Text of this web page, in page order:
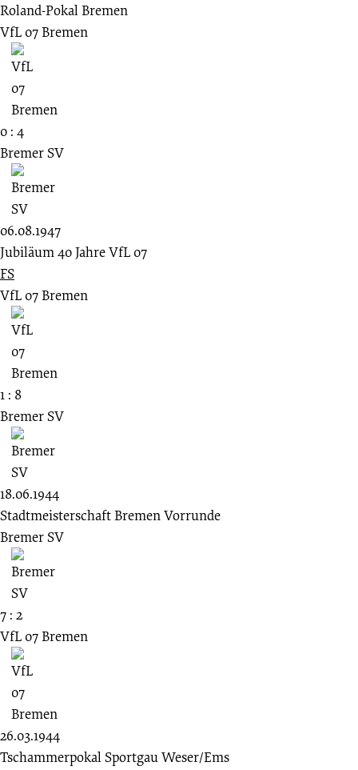
Roland-Pokal Bremen
VfL 07 Bremen
0 : 4
Bremer SV
06.08.1947
Jubiläum 40 Jahre VfL 07
FS
VfL 07 Bremen
1 : 8
Bremer SV
18.06.1944
Stadtmeisterschaft Bremen Vorrunde
Bremer SV
7 : 2
VfL 07 Bremen
26.03.1944
Tschammerpokal Sportgau Weser/Ems